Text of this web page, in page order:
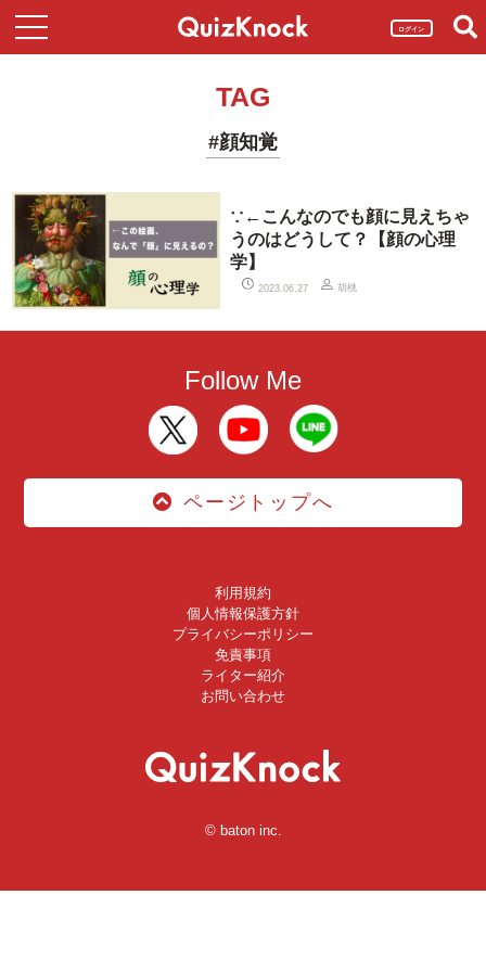
ログイン
TAG
#顔知覚
∵←こんなのでも顔に見えちゃ
うのはどうして？【顔の心理
学】
2023.06.27 胡桃
Follow Me
ページトップへ
利用規約
個人情報保護方針
プライバシーポリシー
免責事項
ライター紹介
お問い合わせ
© baton inc.